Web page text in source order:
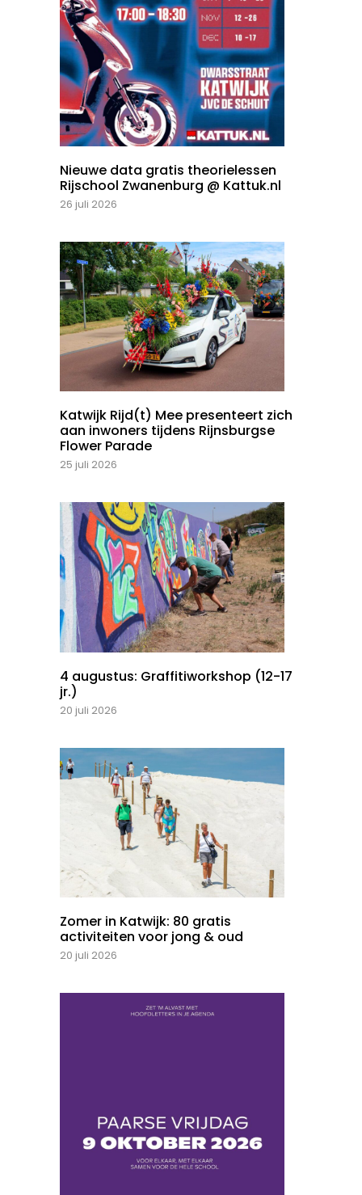
Nieuwe data gratis theorielessen
Rijschool Zwanenburg @ Kattuk.nl
26 juli 2026
Katwijk Rijd(t) Mee presenteert zich
aan inwoners tijdens Rijnsburgse
Flower Parade
25 juli 2026
4 augustus: Graffitiworkshop (12-17
jr.)
20 juli 2026
Zomer in Katwijk: 80 gratis
activiteiten voor jong & oud
20 juli 2026